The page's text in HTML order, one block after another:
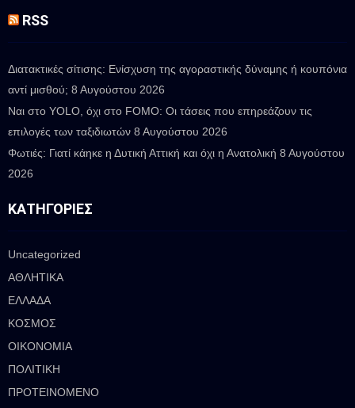
RSS
Διατακτικές σίτισης: Ενίσχυση της αγοραστικής δύναμης ή κουπόνια
αντί μισθού; 8 Αυγούστου 2026
Ναι στο YOLO, όχι στο FOMO: Οι τάσεις που επηρεάζουν τις
επιλογές των ταξιδιωτών 8 Αυγούστου 2026
Φωτιές: Γιατί κάηκε η Δυτική Αττική και όχι η Ανατολική 8 Αυγούστου
2026
ΚΑΤΗΓΟΡΊΕΣ
Uncategorized
ΑΘΛΗΤΙΚΑ
ΕΛΛΑΔΑ
ΚΟΣΜΟΣ
ΟΙΚΟΝΟΜΙΑ
ΠΟΛΙΤΙΚΗ
ΠΡΟΤΕΙΝΟΜΕΝΟ